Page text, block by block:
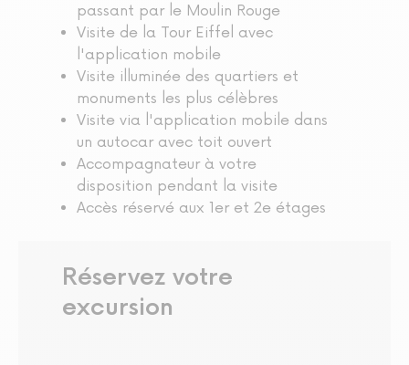
passant par le Moulin Rouge
Visite de la Tour Eiffel avec
l'application mobile
Visite illuminée des quartiers et
monuments les plus célèbres
Visite via l'application mobile dans
un autocar avec toit ouvert
Accompagnateur à votre
disposition pendant la visite
Accès réservé aux 1er et 2e étages
Réservez votre
excursion